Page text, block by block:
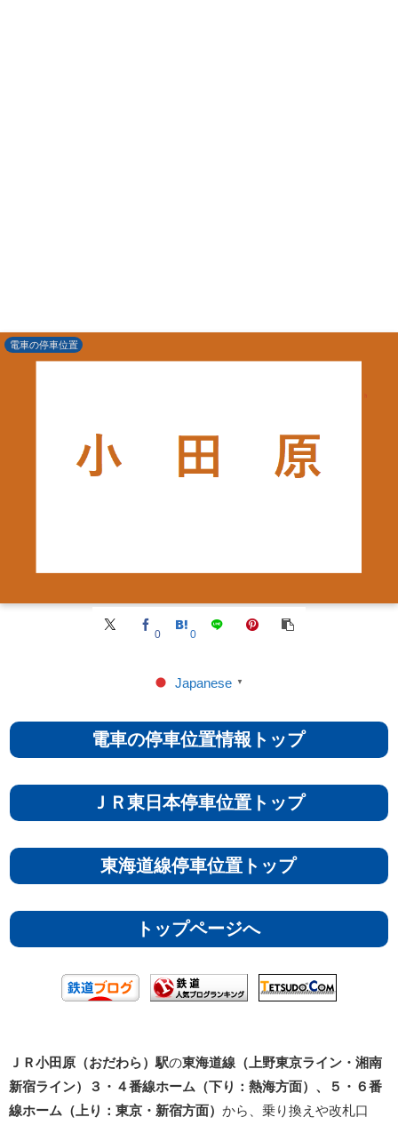
電車の停車位置
0 0
Japanese ▼
電車の停車位置情報トップ
ＪＲ東日本停車位置トップ
東海道線停車位置トップ
トップページへ
ＪＲ小田原（おだわら）駅の東海道線（上野東京ライン・湘南
新宿ライン）
３・４番線ホーム（下り：熱海方面）、５・６番
線ホーム（上り：東京・新宿方面） から、乗り換えや改札口